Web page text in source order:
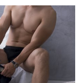
22. mesto, kar
s svojim
ni edina meritev